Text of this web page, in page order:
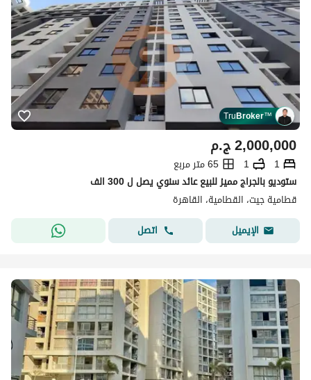
TruBroker™
ج.م2,000,000
1
1
65 متر مربع
ستوديو بالجراج مميز للبيع عائد سنوي يصل ل 300 الف
قطامية جيت، القطامية، القاهرة
الإيميل
اتصل